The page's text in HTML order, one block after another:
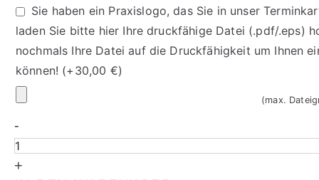
Sie haben ein Praxislogo, das Sie in unser
laden Sie bitte hier Ihre druckfähige Datei (.pdf/.eps)
nochmals Ihre Datei auf die Druckfähigkeit um Ihnen
können! (+ 30,00 €)
(max.
-
Menge
+